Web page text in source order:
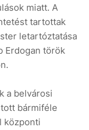
miatt. A
tartottak
letartóztatása
Erdogan török
a belvárosi
bármiféle
központi